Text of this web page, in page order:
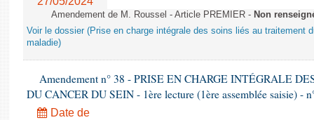
Amendement de M. Roussel - Article PREMIER - Non
Voir le dossier (Prise en charge intégrale des soins liés au traitement
maladie)
Amendement n° 38 - PRISE EN CHARGE INTÉGRALE
DU CANCER DU SEIN - 1ère lecture (1ère assemblée saisie) -
Date de